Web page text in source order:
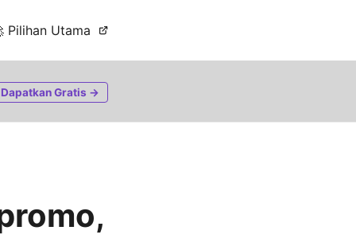
Pilihan Utama
Dapatkan Gratis →